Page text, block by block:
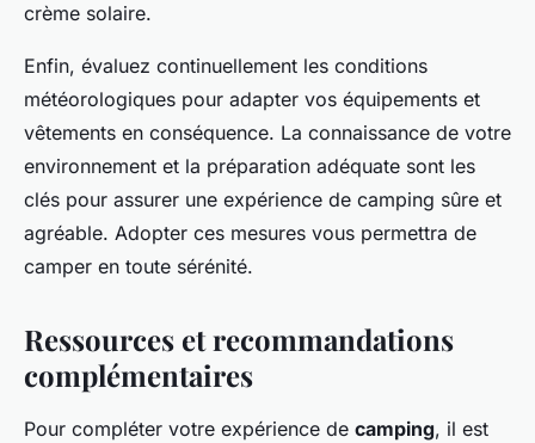
crème solaire.
Enfin, évaluez continuellement les conditions
météorologiques pour adapter vos équipements et
vêtements en conséquence. La connaissance de votre
environnement et la préparation adéquate sont les
clés pour assurer une expérience de camping sûre et
agréable. Adopter ces mesures vous permettra de
camper en toute sérénité.
Ressources et recommandations
complémentaires
Pour compléter votre expérience de camping, il est